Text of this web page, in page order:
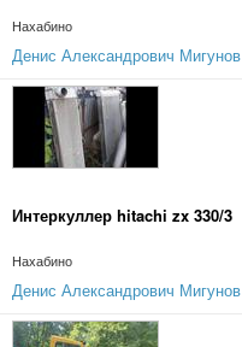
Нахабино
Денис Александрович Мигунов
Интеркуллер hitachi zx 330/3
Нахабино
Денис Александрович Мигунов